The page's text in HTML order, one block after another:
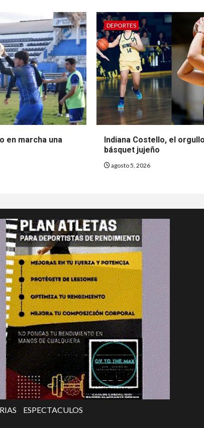
en marcha una
DEPORTES
Indiana Costello, el
básquet jujeño
agosto 5, 2026
ESPECTACULOS